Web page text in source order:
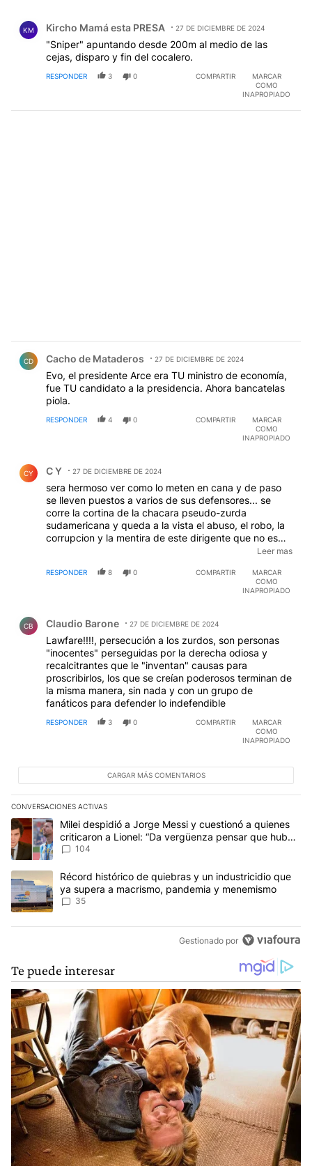
KM Kircho Mamá esta PRESA 27 DE DICIEMBRE DE 2024
"Sniper" apuntando desde 200m al medio de las
cejas, disparo y fin del cocalero.
RESPONDER 3 0 COMPARTIR
MARCAR
COMO
INAPROPIADO
CD Cacho de Mataderos 27 DE DICIEMBRE DE 2024
Evo, el presidente Arce era TU ministro de economía,
fue TU candidato a la presidencia. Ahora bancatelas
piola.
RESPONDER 4 0 COMPARTIR
MARCAR
COMO
INAPROPIADO
CY C Y 27 DE DICIEMBRE DE 2024
sera hermoso ver como lo meten en cana y de paso
se lleven puestos a varios de sus defensores... se
corre la cortina de la chacara pseudo-zurda
sudamericana y queda a la vista el abuso, el robo, la
corrupcion y la mentira de este dirigente que no es
distinto a los k, alberto, kici, lula, maduro, los castro y
Leer mas
RESPONDER 8 0 COMPARTIR
MARCAR
COMO
INAPROPIADO
CB Claudio Barone 27 DE DICIEMBRE DE 2024
Lawfare!!!!, persecución a los zurdos, son personas
"inocentes" perseguidas por la derecha odiosa y
recalcitrantes que le "inventan" causas para
proscribirlos, los que se creían poderosos terminan de
la misma manera, sin nada y con un grupo de
fanáticos para defender lo indefendible
RESPONDER 3 0 COMPARTIR
MARCAR
COMO
INAPROPIADO
CARGAR MÁS COMENTARIOS
CONVERSACIONES ACTIVAS
Este listado muestra los artículos con más comentarios en los
Un artículo de tendencia con el título "Milei despidió a Jorge
Milei despidió a Jorge Messi y cuestionó a quienes
criticaron a Lionel: “Da vergüenza pensar que hubo
anti-Messi”
104
Un artículo de tendencia con el título "Récord histórico de
Récord histórico de quiebras y un industricidio que
ya supera a macrismo, pandemia y menemismo
35
Gestionado por